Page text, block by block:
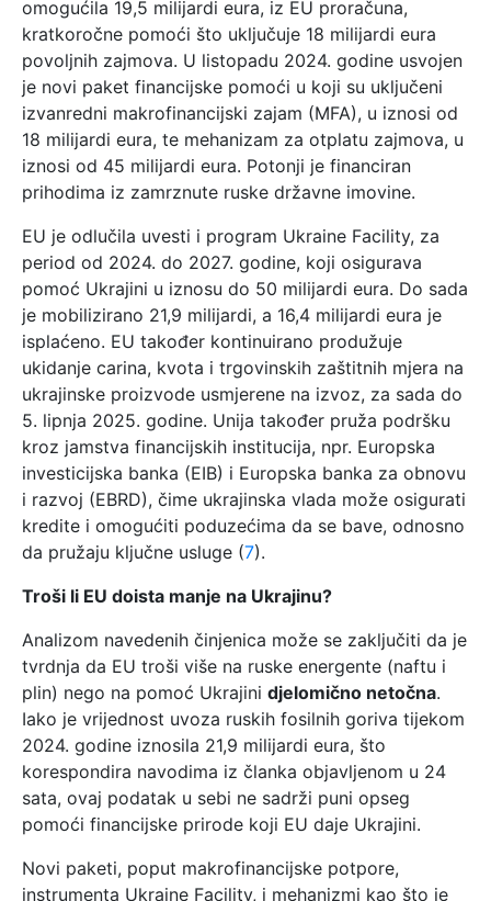
omogućila 19,5 milijardi eura, iz EU proračuna,
kratkoročne pomoći što uključuje 18 milijardi eura
povoljnih zajmova. U listopadu 2024. godine usvojen
je novi paket financijske pomoći u koji su uključeni
izvanredni makrofinancijski zajam (MFA), u iznosi od
18 milijardi eura, te mehanizam za otplatu zajmova, u
iznosi od 45 milijardi eura. Potonji je financiran
prihodima iz zamrznute ruske državne imovine.
EU je odlučila uvesti i program Ukraine Facility, za
period od 2024. do 2027. godine, koji osigurava
pomoć Ukrajini u iznosu do 50 milijardi eura. Do sada
je mobilizirano 21,9 milijardi, a 16,4 milijardi eura je
isplaćeno. EU također kontinuirano produžuje
ukidanje carina, kvota i trgovinskih zaštitnih mjera na
ukrajinske proizvode usmjerene na izvoz, za sada do
5. lipnja 2025. godine. Unija također pruža podršku
kroz jamstva financijskih institucija, npr. Europska
investicijska banka (EIB) i Europska banka za obnovu
i razvoj (EBRD), čime ukrajinska vlada može osigurati
kredite i omogućiti poduzećima da se bave, odnosno
da pružaju ključne usluge (7).
Troši li EU doista manje na Ukrajinu?
Analizom navedenih činjenica može se zaključiti da je
tvrdnja da EU troši više na ruske energente (naftu i
plin) nego na pomoć Ukrajini djelomično netočna.
Iako je vrijednost uvoza ruskih fosilnih goriva tijekom
2024. godine iznosila 21,9 milijardi eura, što
korespondira navodima iz članka objavljenom u 24
sata, ovaj podatak u sebi ne sadrži puni opseg
pomoći financijske prirode koji EU daje Ukrajini.
Novi paketi, poput makrofinancijske potpore,
instrumenta Ukraine Facility, i mehanizmi kao što je